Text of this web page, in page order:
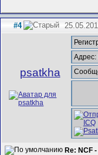
#4
psatkha
Адрес:
Re: NCF